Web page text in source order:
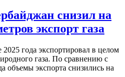
снизил на
экспорт газа
года экспортировал в целом
газа. По сравнению с
объемы экспорта снизились на